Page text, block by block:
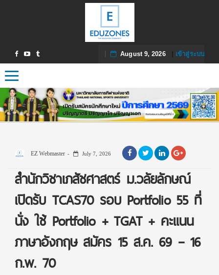
August 9, 2026| เข้าสู่ระบบ
Toggle navigation
EZ Webmaster July 7, 2026
สำนักวิชาเภสัชศาสตร์ ม.วลัยลักษณ์
เปิดรับ TCAS70 รอบ Portfolio 55 ที่
นั่ง ใช้ Portfolio + TGAT + คะแนน
ภาษาอังกฤษ สมัคร 15 ส.ค. 69 – 16
ก.พ. 70